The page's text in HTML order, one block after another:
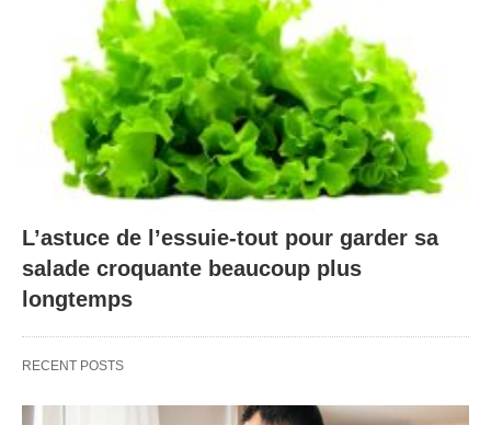
L’astuce de l’essuie-tout pour garder sa
salade croquante beaucoup plus
longtemps
RECENT POSTS